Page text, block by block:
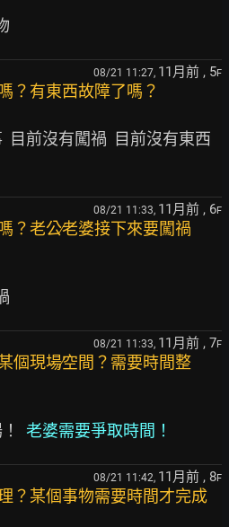
08/21 11:27, 11月前 , 5F
？有東西故障了嗎？
08/21 11:33, 11月前 , 6F
？老公∕老婆接下來要闖禍
08/21 11:33, 11月前 , 7F
個現場∕空間？需要時間整
老婆需要爭取時間！
08/21 11:42, 11月前 , 8F
？某個事物需要時間才完成